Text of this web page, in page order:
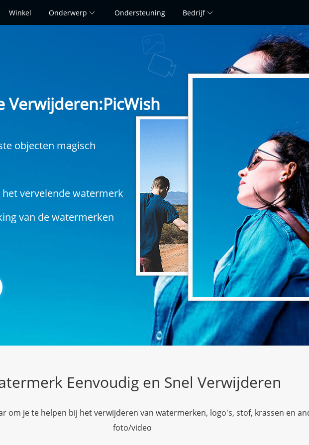
Winkel Onderwerp Ondersteuning Bedrijf
Verwijderen:PicWish
objecten magisch
het vervelende watermerk
van de watermerken
Eenvoudig en Snel Verwijderen
om je te helpen bij het verwijderen van watermerken, logo's, stof, krassen en
foto/video